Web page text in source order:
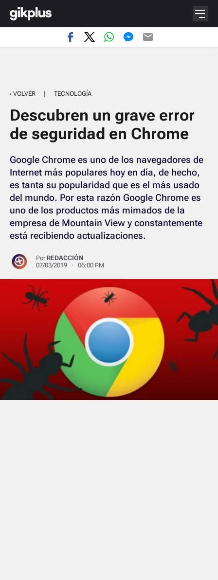
‹ VOLVER | TECNOLOGÍA
Descubren un grave error
de seguridad en Chrome
Google Chrome es uno de los navegadores de
Internet más populares hoy en día, de hecho,
es tanta su popularidad que es el más usado
del mundo. Por esta razón Google Chrome es
uno de los productos más mimados de la
empresa de Mountain View y constantemente
está recibiendo actualizaciones.
Por REDACCIÓN
07/03/2019 · 06:00 PM